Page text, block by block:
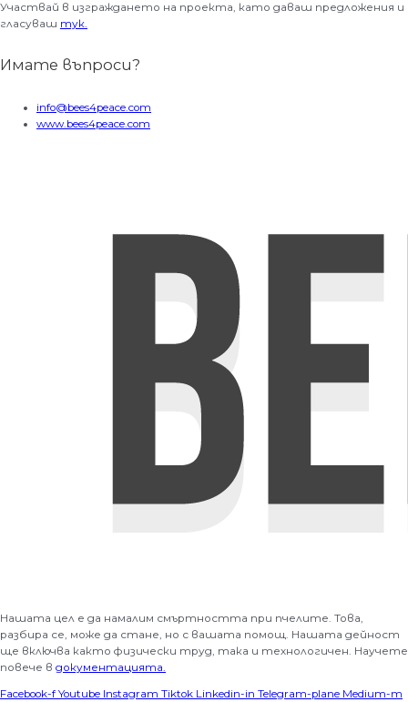
Участвай в изграждането на проекта, като даваш предложения и
гласуваш тук.
Имате въпроси?
info@bees4peace.com
www.bees4peace.com
Нашата цел е да намалим смъртността при пчелите. Това,
разбира се, може да стане, но с вашата помощ. Нашата дейност
ще включва както физически труд, така и технологичен. Научете
повече в документацията.
Facebook-f Youtube Instagram Tiktok Linkedin-in Telegram-plane Medium-m